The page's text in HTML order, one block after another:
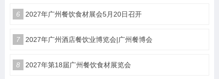
6 2027年广州餐饮食材展会5月20日召开
7 2027年广州酒店餐饮业博览会|广州餐博会
8 2027年第18届广州餐饮食材展览会